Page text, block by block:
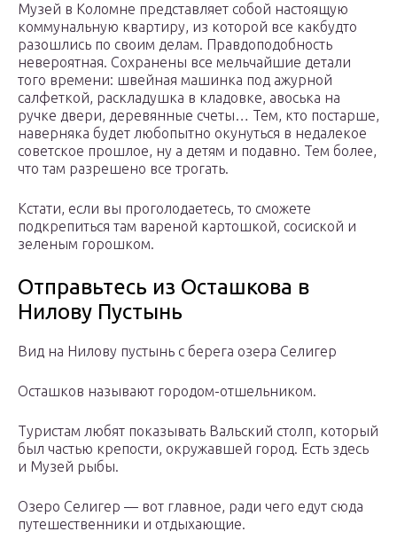
Музей в Коломне представляет собой настоящую
коммунальную квартиру, из которой все какбудто
разошлись по своим делам. Правдоподобность
невероятная. Сохранены все мельчайшие детали
того времени: швейная машинка под ажурной
салфеткой, раскладушка в кладовке, авоська на
ручке двери, деревянные счеты… Тем, кто постарше,
наверняка будет любопытно окунуться в недалекое
советское прошлое, ну а детям и подавно. Тем более,
что там разрешено все трогать.
Кстати, если вы проголодаетесь, то сможете
подкрепиться там вареной картошкой, сосиской и
зеленым горошком.
Отправьтесь из Осташкова в
Нилову Пустынь
Вид на Нилову пустынь с берега озера Селигер
Осташков называют городом-отшельником.
Туристам любят показывать Вальский столп, который
был частью крепости, окружавшей город. Есть здесь
и Музей рыбы.
Озеро Селигер — вот главное, ради чего едут сюда
путешественники и отдыхающие.